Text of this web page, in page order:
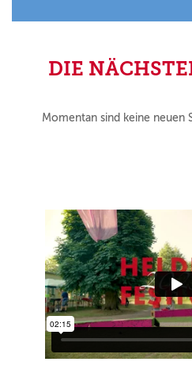
DIE
Momentan sind keine neuen